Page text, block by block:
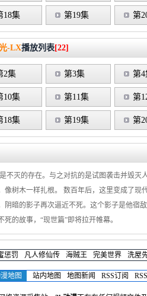
18集 第19集 第
-LX播放列表[22]
2集 第3集 第4
10集 第11集 第
18集 第19集 第
不灭的存在。与之对抗的是试图袭击并毁
像树木一样扎根。 数百年后，这里变成
阴暗的影子再次逼近不死。这个影子是他
的故事，“现世篇”即将拉开帷幕。
惩罚 凡人修仙传 海贼王 完美世界 洗屋
地图 站内地图 地图新闻 RSS订阅